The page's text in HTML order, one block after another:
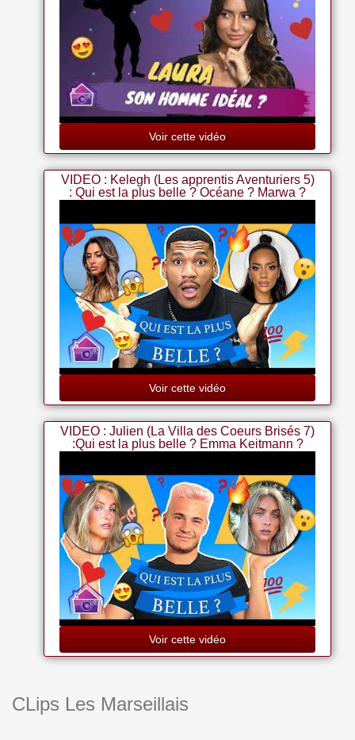
Voir cette vidéo
VIDEO : Kelegh (Les apprentis Aventuriers 5)
: Qui est la plus belle ? Océane ? Marwa ?
Voir cette vidéo
VIDEO : Julien (La Villa des Coeurs Brisés 7)
:Qui est la plus belle ? Emma Keitmann ?
Voir cette vidéo
CLips Les Marseillais